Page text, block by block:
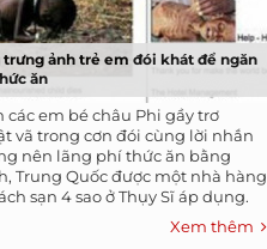
trưng ảnh trẻ em đói khát để ngăn
ăn
các em bé châu Phi gầy trơ
vã trong cơn đói cùng lời nhắn
nên lãng phí thức ăn bằng
Trung Quốc được một nhà hàng
sạn 4 sao ở Thụy Sĩ áp dụng.
Xem thêm